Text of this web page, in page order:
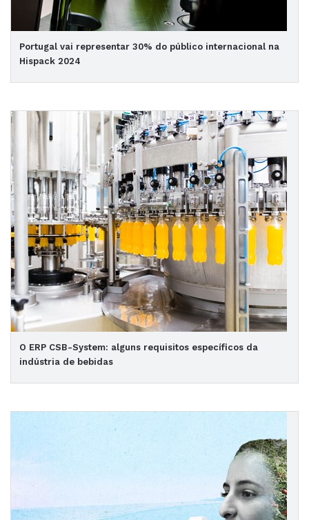
Portugal vai representar 30% do público internacional na
Hispack 2024
O ERP CSB-System: alguns requisitos específicos da
indústria de bebidas